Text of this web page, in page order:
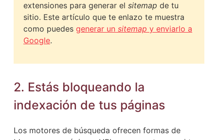
extensiones para generar el sitemap de tu
sitio. Este artículo que te enlazo te muestra
como puedes generar un sitemap y enviarlo a
Google.
2. Estás bloqueando la
indexación de tus páginas
Los motores de búsqueda ofrecen formas de